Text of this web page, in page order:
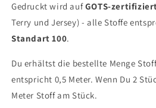
Gedruckt wird aufGOTS-
Terry und Jersey) - alle Stoffe
Standart 100.
Du erhältst die bestellte Menge
entspricht 0,5 Meter. Wenn Du 2
Meter Stoff am Stück.